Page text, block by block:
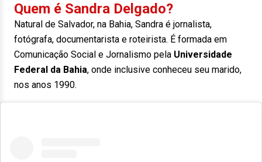
Quem é Sandra Delgado?
Natural de Salvador, na Bahia, Sandra é jornalista,
fotógrafa, documentarista e roteirista. É formada em
Comunicação Social e Jornalismo pela Universidade
Federal da Bahia, onde inclusive conheceu seu marido,
nos anos 1990.